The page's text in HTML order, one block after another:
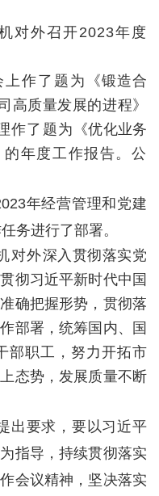
对外召开2023年度
作了题为
《锻造合
高质量发展的进程》
作了题为 《优化业务
的年度工作报告。公
年经营管理和党建
务进行了部署。
对外深入贯彻落实党
彻习近平新时代中国
确把握形势，贯彻落
部署，统筹国内、国
部职工，努力开拓市
态势，发展质量不断
出要求，要以习近平
指导，持续贯彻落实
会议精神，坚决落实